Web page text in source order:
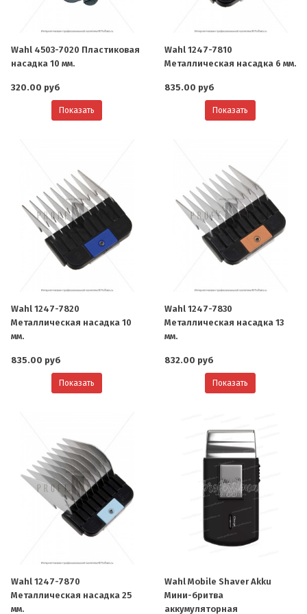
Wahl 4503-7020 Пластиковая
насадка 10 мм.
320.00 руб
Показать
Wahl 1247-7810
Металлическая насадка 6 мм.
835.00 руб
Показать
Wahl 1247-7820
Металлическая насадка 10
мм.
835.00 руб
Показать
Wahl 1247-7830
Металлическая насадка 13
мм.
832.00 руб
Показать
Wahl 1247-7870
Металлическая насадка 25
мм.
Wahl Mobile Shaver Akku
Мини-бритва
аккумуляторная
О компании
Ваша скидка
Доставка